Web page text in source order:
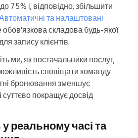
75% і, відповідно, збільшити
та налаштовані
складова будь-якої
запису клієнтів.
ми, як постачальники послуг,
сповіщати команду
бронювання зменшує
суттєво покращує досвід
реальному часі та